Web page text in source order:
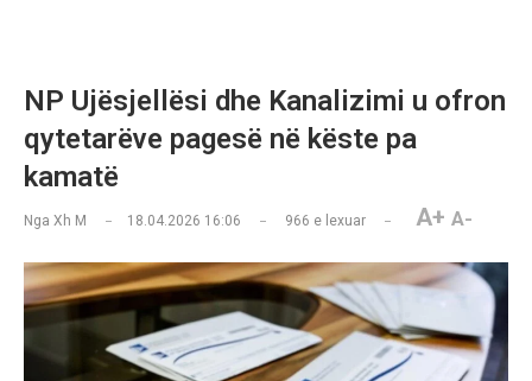
NP Ujësjellësi dhe Kanalizimi u ofron
qytetarëve pagesë në këste pa
kamatë
Nga Xh M 18.04.2026 16:06 966 e lexuar A+ A-